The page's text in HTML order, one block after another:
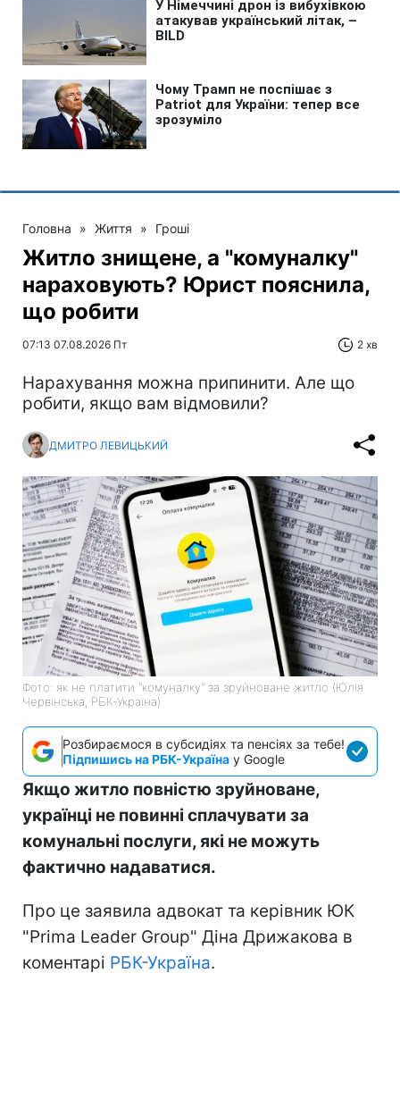
Головна » Життя » Гроші
Житло знищене, а "комуналку"
нараховують? Юрист пояснила,
що робити
07:13 07.08.2026 Пт 2 хв
Нарахування можна припинити. Але що
робити, якщо вам відмовили?
ДМИТРО ЛЕВИЦЬКИЙ
Фото: як не платити "комуналку" за зруйноване житло (Юлія
Червінська, РБК-Україна)
Розбираємося в субсидіях та пенсіях за тебе!
Підпишись на РБК-Україна у Google
Якщо житло повністю зруйноване,
українці не повинні сплачувати за
комунальні послуги, які не можуть
фактично надаватися.
Про це заявила адвокат та керівник ЮК
"Prima Leader Group" Діна Дрижакова в
коментарі РБК-Україна.